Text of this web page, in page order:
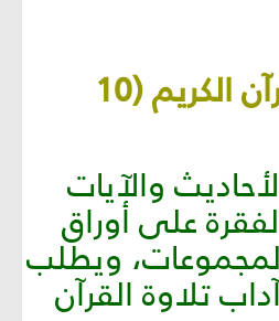
آداب تلاوة القرآن الكريم (10
والآيات
على أوراق
ويطلب
تلاوة القرآن